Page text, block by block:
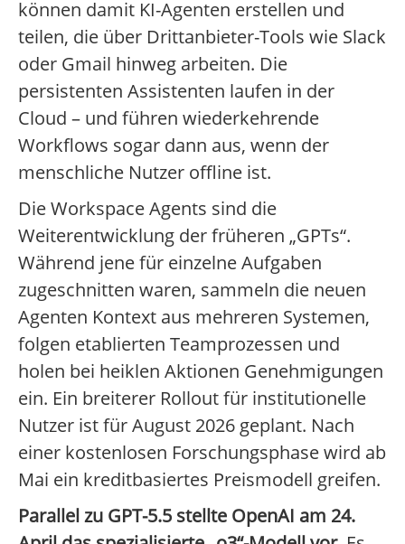
können damit KI-Agenten erstellen und
teilen, die über Drittanbieter-Tools wie Slack
oder Gmail hinweg arbeiten. Die
persistenten Assistenten laufen in der
Cloud – und führen wiederkehrende
Workflows sogar dann aus, wenn der
menschliche Nutzer offline ist.
Die Workspace Agents sind die
Weiterentwicklung der früheren „GPTs“.
Während jene für einzelne Aufgaben
zugeschnitten waren, sammeln die neuen
Agenten Kontext aus mehreren Systemen,
folgen etablierten Teamprozessen und
holen bei heiklen Aktionen Genehmigungen
ein. Ein breiterer Rollout für institutionelle
Nutzer ist für August 2026 geplant. Nach
einer kostenlosen Forschungsphase wird ab
Mai ein kreditbasiertes Preismodell greifen.
Parallel zu GPT-5.5 stellte OpenAI am 24.